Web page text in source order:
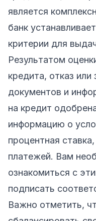
является
банк
критерии для
Результатом
кредита, отказ
документов и
на кредит
информацию о
процентная
платежей. Вам
ознакомиться с
подписать
Важно отметить,